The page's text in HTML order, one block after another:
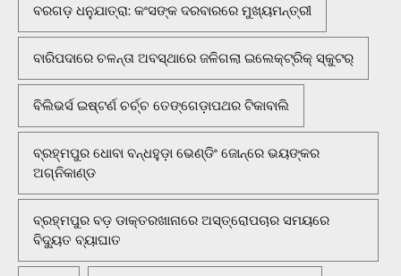
ବରଗଡ଼ ଧନୁଯାତ୍ରା: କଂସଙ୍କ ଦରବାରରେ ମୁଖ୍ୟମନ୍ତ୍ରୀ
ବାରିପଦାରେ ଚଳନ୍ତା ଅବସ୍ଥାରେ ଜଳିଗଲା ଇଲେକ୍ଟ୍ରିକ୍ ସ୍କୁଟର୍
ବିଲିଭର୍ସ ଇଷ୍ଟର୍ଣ ଚର୍ଚ୍ଚ ତେଙ୍ଗେଡ଼ାପଥର ଟିକାବାଲି
ବ୍ରହ୍ମପୁର ଧୋବା ବନ୍ଧହୁଡ଼ା ଭେଣ୍ଡିଂ ଜୋନ୍‌ରେ ଭୟଙ୍କର
ଅଗ୍ନିକାଣ୍ଡ
ବ୍ରହ୍ମପୁର ବଡ଼ ଡାକ୍ତରଖାନାରେ ଅସ୍ତ୍ରୋପଚାର ସମୟରେ
ବିଦ୍ୟୁତ ବ୍ୟାଘାତ